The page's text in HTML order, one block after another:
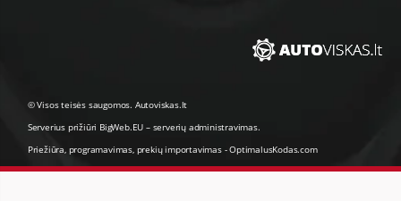
© Visos teisės saugomos. Autoviskas.lt
Serverius prižiūri BigWeb.EU – serverių administravimas.
Priežiūra, programavimas, prekių importavimas-OptimalusKodas.com